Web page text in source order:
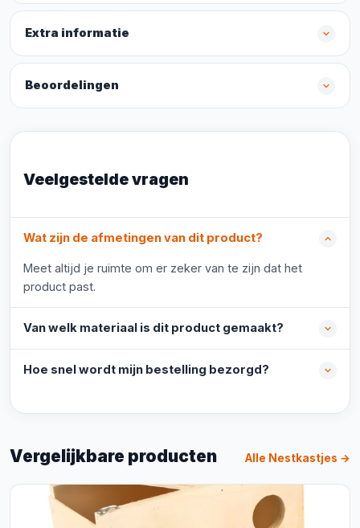
Extra informatie
Beoordelingen
Veelgestelde vragen
Wat zijn de afmetingen van dit product?
Meet altijd je ruimte om er zeker van te zijn dat het
product past.
Van welk materiaal is dit product gemaakt?
Hoe snel wordt mijn bestelling bezorgd?
Vergelijkbare producten Alle Nestkastjes →